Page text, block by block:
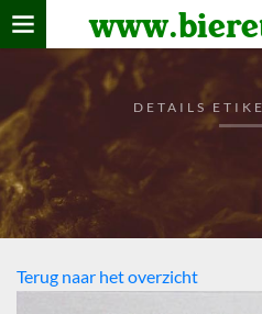
Home
verzamelen
De bierkaart
Bezoekers
DETAILS
Terug naar het overzicht